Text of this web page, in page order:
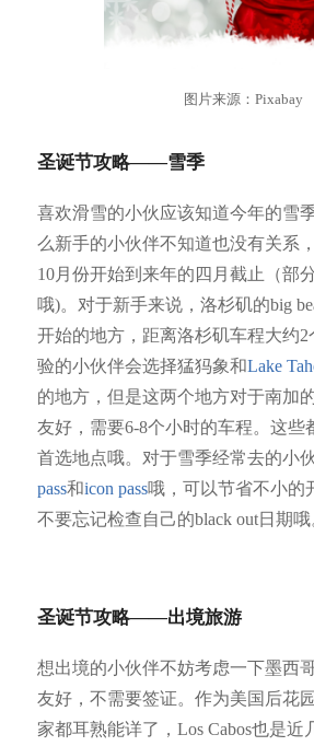
图片来源：Pixabay
圣诞节攻略——雪季
喜欢滑雪的小伙应该知道今年的雪
么新手的小伙伴不知道也没有关系
10月份开始到来年的四月截止（部
哦)。对于新手来说，洛杉矶的big
开始的地方，距离洛杉矶车程大约
验的小伙伴会选择猛犸象和Lake
的地方，但是这两个地方对于南加
友好，需要6-8个小时的车程。这些
首选地点哦。对于雪季经常去的小
pass和icon pass哦，可以节省不小的
不要忘记检查自己的black out日期哦
圣诞节攻略——出境旅游
想出境的小伙伴不妨考虑一下墨西
友好，不需要签证。作为美国后花
家都耳熟能详了，Los Cabos也是近